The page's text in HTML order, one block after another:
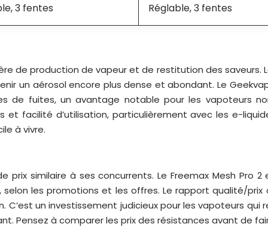
3 fentes Réglable, 3 fentes
de production de vapeur et de restitution des saveurs.
un aérosol encore plus dense et abondant. Le
de fuites, un avantage notable pour les vapoteurs
facilité d’utilisation, particulièrement avec les e-
à vivre.
prix similaire à ses concurrents. Le Freemax Mesh Pro
les promotions et les offres. Le rapport qualité/
un investissement judicieux pour les vapoteurs
Pensez à comparer les prix des résistances avant de